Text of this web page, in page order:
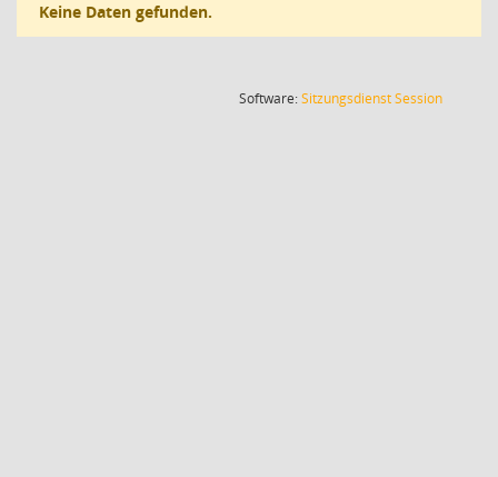
Keine Daten gefunden.
Software:SitzungsdienstSession(Wird in